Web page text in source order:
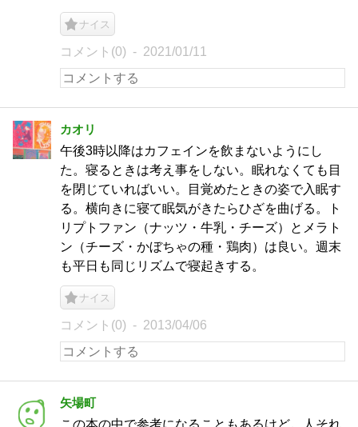
ナイス
コメント(0) 2021/01/11
カオリ
午後3時以降はカフェインを飲まないようにし
た。寝るときは考え事をしない。眠れなくても目
を閉じていればいい。目覚めたときの姿で入眠す
る。横向きに寝て眠気がきたらひざを曲げる。ト
リプトファン（ナッツ・牛乳・チーズ）とメラト
ン（チーズ・かぼちゃの種・鶏肉）は良い。週末
も平日も同じリズムで寝起きする。
ナイス
コメント(0) 2013/04/06
矢場町
この本の中で参考になることもあるけど。人それ